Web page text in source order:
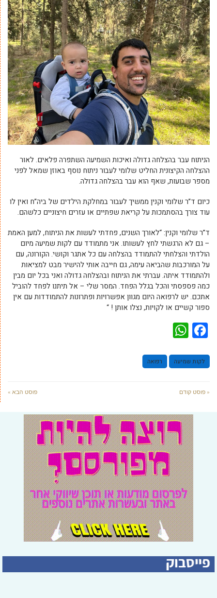
הניתוח עבר בהצלחה גדולה ואיכות השמיעה השתפרה פלאים. לאור
ההצלחה הקיצונית החליט שלומי לעבור ניתוח נוסף באוזן שמאל לפני
מספר שבועות, שאף הוא עבר בהצלחה גדולה.
כיום ד”ר שלומי וקנין ממשיך לעבור במחלקת הילדים של ביה”ח ואין לו
עוד צורך בהסתמכות על קריאת שפתיים או עזרים חיצוניים כלשהם.
ד”ר שלומי וקנין: “לאורך השנים, פחדתי לעשות את הניתוח, למען האמת
– גם לא הרגשתי לחץ לעשותו. אני מתמודד עם לקות שמיעה מיום
הולדתי והצלחתי להתמודד בהצלחה עם כל אתגר וקושי. הקורונה, עם
על המורכבות שהביאה עימה, גם חייבה אותי להישיר מבט למציאות
ולהתמודד איתה. עברתי את הניתוח ובהצלחה גדולה ואני בכל יום מבין
כמה פספסתי והכל בגלל הפחד. המסר שלי – אל תיתנו לפחד להוביל
אתכם. יש לרפואה היום מגוון אפשרויות ופתרונות להתמודדות עם אין
ספור קשיים או לקויות, נצלו אותן ! “
Facebook
לקות שמיעה רפואה
« פוסט קודם פוסט הבא »